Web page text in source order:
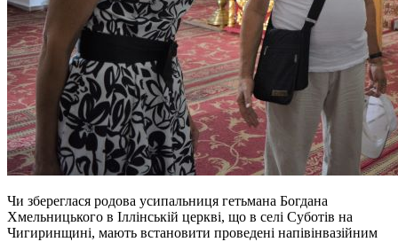
Чи збереглася родова усипальниця гетьмана Богдана
Хмельницького в Іллінській церкві, що в селі Суботів на
Чигиринщині, мають встановити проведені напівінвазійним